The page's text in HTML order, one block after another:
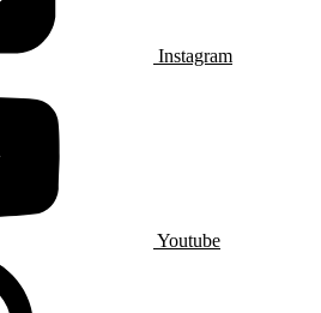
Instagram
Youtube